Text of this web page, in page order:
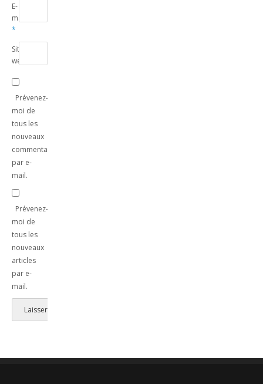
E-
mail
*
Site
web
Prévenez-
moi de
tous les
nouveaux
commentaires
par e-
mail.
Prévenez-
moi de
tous les
nouveaux
articles
par e-
mail.